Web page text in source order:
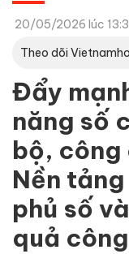
20/05/2026 lúc
Theo dõi
Đẩy
năng số
bộ, công
Nền
phủ số
quả